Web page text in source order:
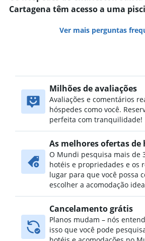
Cartagena têm acesso a uma
Ver mais perguntas
Milhões de avaliações
Avaliações e comentários
hóspedes como você.
perfeita com tranquilidade!
As melhores ofertas de
O Mundi pesquisa mais de
hotéis e propriedades e os
lugar para que você possa
escolher a acomodação
Cancelamento grátis
Planos mudam – nós
isso que você pode